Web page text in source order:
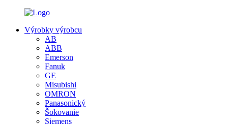
Výrobky výrobcu
AB
ABB
Emerson
Fanuk
GE
Misubishi
OMRON
Panasonický
Šokovanie
Siemens